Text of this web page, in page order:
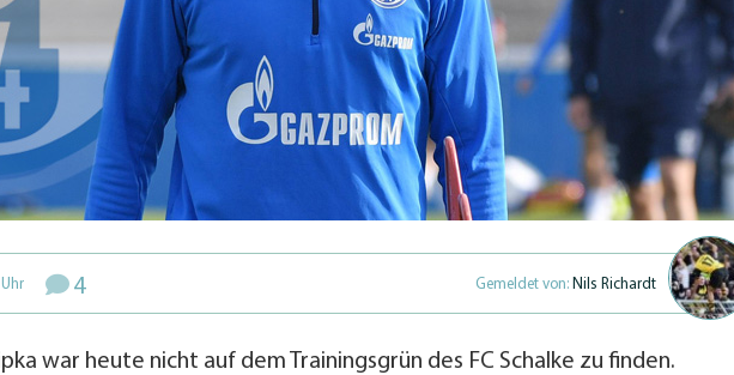
4 Gemeldet von: Nils Richardt
war heute nicht auf dem Trainingsgrün des FC Schalke zu finden.